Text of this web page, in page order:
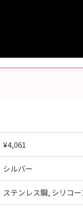
¥4,061
シルバー
ステンレス鋼, シリコ